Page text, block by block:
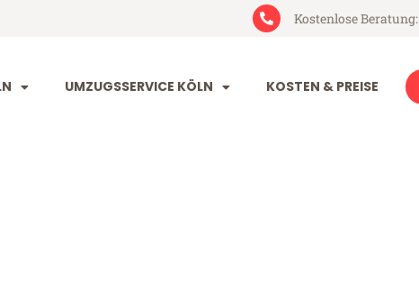
Kostenlose Beratung:
UMZUGSSERVICE KÖLN KOSTEN & PREISE